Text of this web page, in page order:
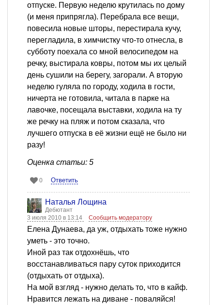
отпуске. Первую неделю крутилась по дому
(и меня припрягла). Перебрала все вещи,
повесила новые шторы, перестирала кучу,
перегладила, в химчистку что-то отнесла, в
субботу поехала со мной велосипедом на
речку, выстирала ковры, потом мы их целый
день сушили на берегу, загорали. А вторую
неделю гуляла по городу, ходила в гости,
ничерта не готовила, читала в парке на
лавочке, посещала выставки, ходила на ту
же речку на пляж и потом сказала, что
лучшего отпуска в её жизни ещё не было ни
разу!
Оценка статьи: 5
0 Ответить
Наталья Лощина
Дебютант
3 июля 2010 в 13:14
Сообщить модератору
Елена Дунаева, да уж, отдыхать тоже нужно
уметь - это точно.
Иной раз так отдохнёшь, что
восстанавливаться пару суток приходится
(отдыхать от отдыха).
На мой взгляд - нужно делать то, что в кайф.
Нравится лежать на диване - поваляйся!